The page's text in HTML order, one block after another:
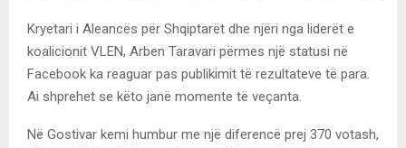
Kryetari i Aleancës për Shqiptarët dhe njëri nga liderët e
koalicionit VLEN, Arben Taravari përmes një statusi në
Facebook ka reaguar pas publikimit të rezultateve të para.
Ai shprehet se këto janë momente të veçanta.
Në Gostivar kemi humbur me një diferencë prej 370 votash,